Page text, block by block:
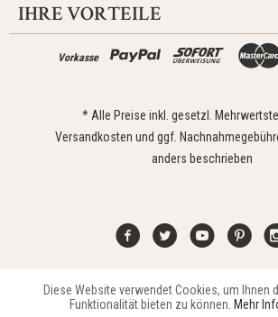
IHRE VORTEILE
Vorkasse
* Alle Preise inkl. gesetzl.
Versandkosten und ggf.
anders beschrieben
Kontakt Widerrufsrecht Impressum
Funktionale
Diese Website verwendet Cookies, um Ihnen
Funktionalität bieten zu können. Mehr